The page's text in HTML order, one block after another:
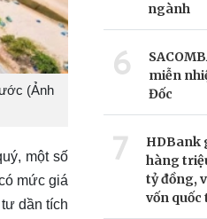
(Ảnh
một số
mức giá
dần tích
ngành
6
miễn
Đốc
7
HDBank
hàng
tỷ đồng,
vốn quốc